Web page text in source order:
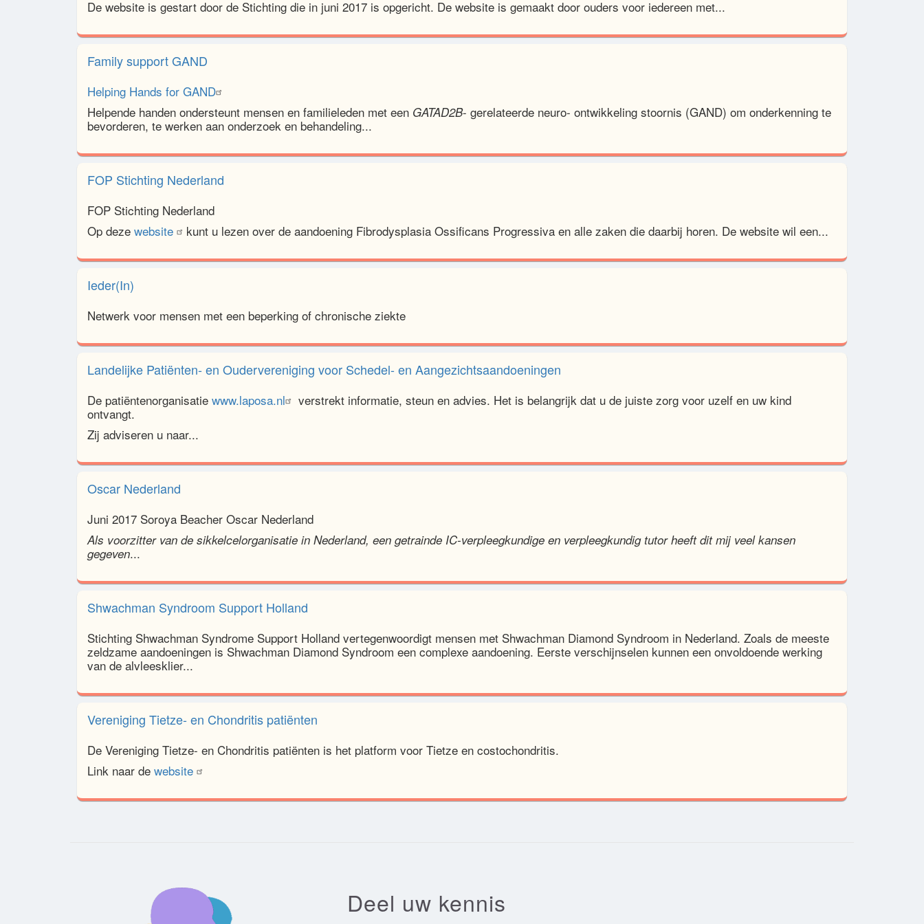
De website is gestart door de Stichting die in juni 2017 is opgericht. De website is gemaakt door ouders voor iedereen met...
Family support GAND
Helping Hands for GAND
Helpende handen ondersteunt mensen en familieleden met een GATAD2B- gerelateerde neuro- ontwikkeling stoornis (GAND) om onderkenning te
bevorderen, te werken aan onderzoek en behandeling...
FOP Stichting Nederland
FOP Stichting Nederland
Op deze website kunt u lezen over de aandoening Fibrodysplasia Ossificans Progressiva en alle zaken die daarbij horen. De website wil een...
Ieder(In)
Netwerk voor mensen met een beperking of chronische ziekte
Landelijke Patiënten- en Oudervereniging voor Schedel- en Aangezichtsaandoeningen
De patiëntenorganisatie www.laposa.nl
verstrekt informatie, steun en advies. Het is belangrijk dat u de juiste zorg voor uzelf en uw kind
ontvangt.
Zij adviseren u naar...
Oscar Nederland
Juni 2017 Soroya Beacher Oscar Nederland
Als voorzitter van de sikkelcelorganisatie in Nederland, een getrainde IC-verpleegkundige en verpleegkundig tutor heeft dit mij veel kansen
gegeven...
Shwachman Syndroom Support Holland
Stichting Shwachman Syndrome Support Holland vertegenwoordigt mensen met Shwachman Diamond Syndroom in Nederland. Zoals de meeste
zeldzame aandoeningen is Shwachman Diamond Syndroom een complexe aandoening. Eerste verschijnselen kunnen een onvoldoende werking
van de alvleesklier...
Vereniging Tietze- en Chondritis patiënten
De Vereniging Tietze- en Chondritis patiënten is het platform voor Tietze en costochondritis.
Link naar de website
Deel uw kennis